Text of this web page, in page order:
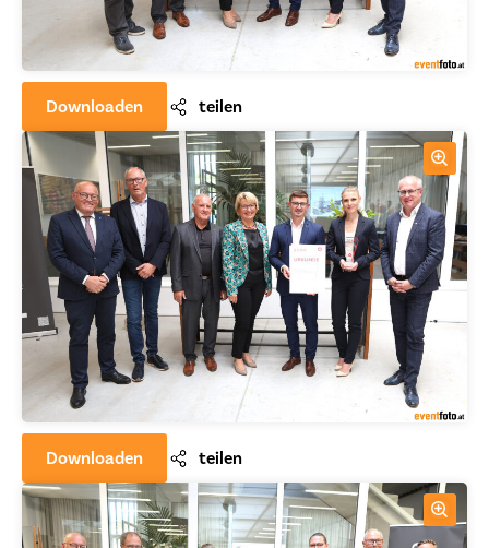
Downloaden teilen
Downloaden teilen